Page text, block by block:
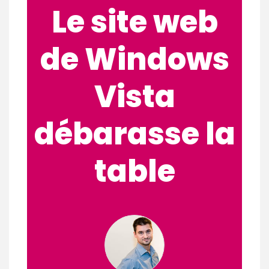
Le site web
de Windows
Vista
débarasse la
table